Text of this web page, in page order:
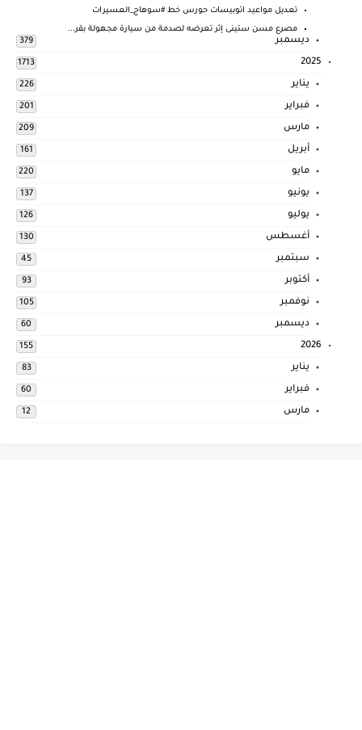
تعديل مواعيد اتوبيسات حورس خط #سوهاج_العسيرات
مصرع مسن ستينى إثر تعرضه لصدمة من سيارة مجهولة بقر...
ديسمبر 379
2025
1713
يناير 226
فبراير 201
مارس 209
أبريل 161
مايو 220
يونيو 137
يوليو 126
أغسطس 130
سبتمبر 45
أكتوبر 93
نوفمبر 105
ديسمبر 60
2026
155
يناير 83
فبراير 60
مارس 12